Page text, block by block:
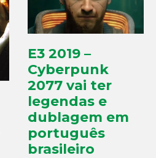
E3 2019 –
Cyberpunk
2077 vai ter
legendas e
dublagem em
português
brasileiro